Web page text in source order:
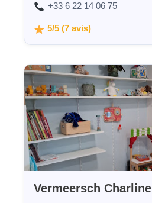
+33 6 22 14 06 75
5/5 (7 avis)
Vermeersch Charline